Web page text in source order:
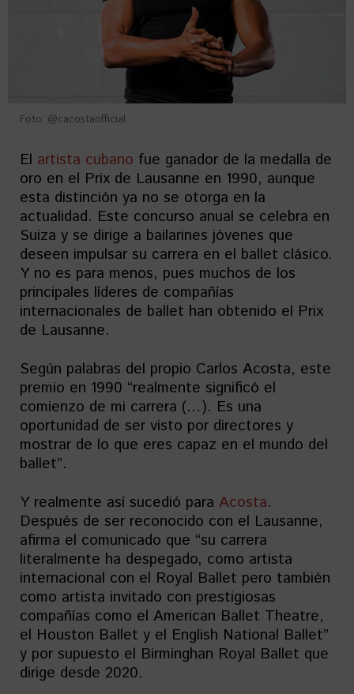
Foto: @cacostaofficial
El artista cubano fue ganador de la medalla de
oro en el Prix de Lausanne en 1990, aunque
esta distinción ya no se otorga en la
actualidad. Este concurso anual se celebra en
Suiza y se dirige a bailarines jóvenes que
deseen impulsar su carrera en el ballet clásico.
Y no es para menos, pues muchos de los
principales líderes de compañías
internacionales de ballet han obtenido el Prix
de Lausanne.
Según palabras del propio Carlos Acosta, este
premio en 1990 “realmente significó el
comienzo de mi carrera (…). Es una
oportunidad de ser visto por directores y
mostrar de lo que eres capaz en el mundo del
ballet”.
Y realmente así sucedió para Acosta.
Después de ser reconocido con el Lausanne,
afirma el comunicado que “su carrera
literalmente ha despegado, como artista
internacional con el Royal Ballet pero también
como artista invitado con prestigiosas
compañías como el American Ballet Theatre,
el Houston Ballet y el English National Ballet”
y por supuesto el Birminghan Royal Ballet que
dirige desde 2020.